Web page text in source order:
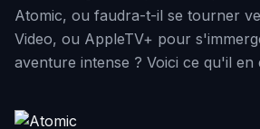
Atomic, ou faudra-t-il se tourner
Video, ou AppleTV+ pour
aventure intense ? Voici ce qu'il en